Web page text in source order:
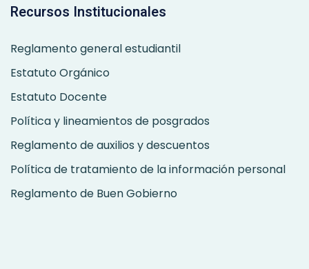
Recursos Institucionales
Reglamento general estudiantil
Estatuto Orgánico
Estatuto Docente
Política y lineamientos de posgrados
Reglamento de auxilios y descuentos
Política de tratamiento de la información personal
Reglamento de Buen Gobierno